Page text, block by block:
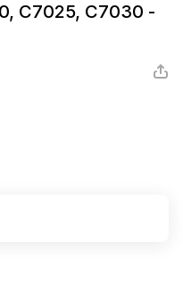
C7025, C7030 -